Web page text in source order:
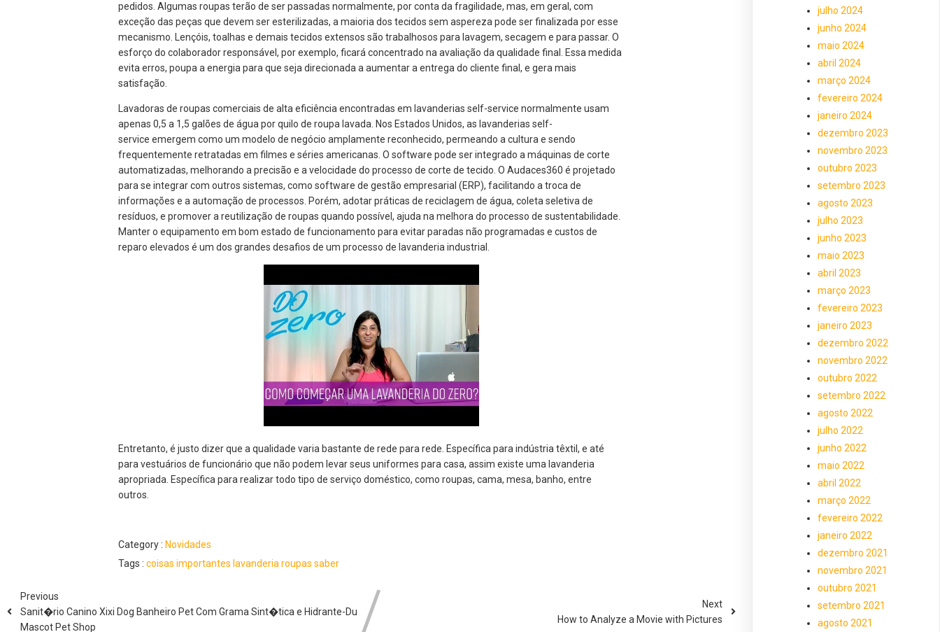
pedidos. Algumas roupas terão de ser passadas normalmente, por conta da fragilidade, mas, em geral, com
exceção das peças que devem ser esterilizadas, a maioria dos tecidos sem aspereza pode ser finalizada por esse
mecanismo. Lençóis, toalhas e demais tecidos extensos são trabalhosos para lavagem, secagem e para passar. O
esforço do colaborador responsável, por exemplo, ficará concentrado na avaliação da qualidade final. Essa medida
evita erros, poupa a energia para que seja direcionada a aumentar a entrega do cliente final, e gera mais
satisfação.
Lavadoras de roupas comerciais de alta eficiência encontradas em lavanderias self-service normalmente usam
apenas 0,5 a 1,5 galões de água por quilo de roupa lavada. Nos Estados Unidos, as lavanderias self-
service emergem como um modelo de negócio amplamente reconhecido, permeando a cultura e sendo
frequentemente retratadas em filmes e séries americanas. O software pode ser integrado a máquinas de corte
automatizadas, melhorando a precisão e a velocidade do processo de corte de tecido. O Audaces360 é projetado
para se integrar com outros sistemas, como software de gestão empresarial (ERP), facilitando a troca de
informações e a automação de processos. Porém, adotar práticas de reciclagem de água, coleta seletiva de
resíduos, e promover a reutilização de roupas quando possível, ajuda na melhora do processo de sustentabilidade.
Manter o equipamento em bom estado de funcionamento para evitar paradas não programadas e custos de
reparo elevados é um dos grandes desafios de um processo de lavanderia industrial.
Entretanto, é justo dizer que a qualidade varia bastante de rede para rede. Específica para indústria têxtil, e até
para vestuários de funcionário que não podem levar seus uniformes para casa, assim existe uma lavanderia
apropriada. Específica para realizar todo tipo de serviço doméstico, como roupas, cama, mesa, banho, entre
outros.
Category : Novidades
Tags : coisasimportantes lavanderiaroupassaber
Previous
Sanit�rio Canino Xixi Dog Banheiro Pet Com Grama Sint�tica e Hidrante-Du
Mascot Pet Shop
Next
How to Analyze a Movie with Pictures
julho 2024
junho 2024
maio 2024
abril 2024
março 2024
fevereiro 2024
janeiro 2024
dezembro 2023
novembro 2023
outubro 2023
setembro 2023
agosto 2023
julho 2023
junho 2023
maio 2023
abril 2023
março 2023
fevereiro 2023
janeiro 2023
dezembro 2022
novembro 2022
outubro 2022
setembro 2022
agosto 2022
julho 2022
junho 2022
maio 2022
abril 2022
março 2022
fevereiro 2022
janeiro 2022
dezembro 2021
novembro 2021
outubro 2021
setembro 2021
agosto 2021